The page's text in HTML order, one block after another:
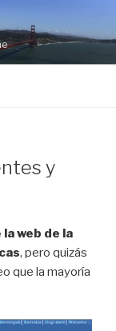
y
web de la
, pero quizás
que la mayoría